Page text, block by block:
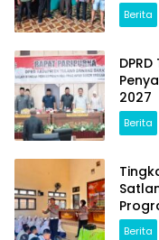
Berita
2027
Berita
1Berita